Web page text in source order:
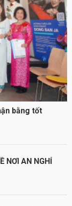
bằng tốt
NƠI AN NGHỈ